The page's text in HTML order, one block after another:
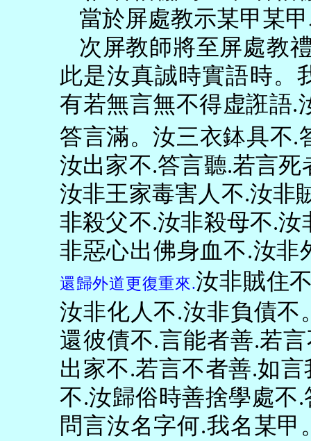
當於屏處教示某甲某
次屏教師將至屏處教
此是汝真誠時實語時。
有若無言無不得虚誑語.
答言滿。汝三衣鉢具不.
汝出家不.答言聽.若言死
汝非王家毒害人不.汝非
非殺父不.汝非殺母不.汝
非惡心出佛身血不.汝非
還歸外道更復重來.汝非賊住
汝非化人不.汝非負債不
還彼債不.言能者善.若
出家不.若言不者善.如言
不.汝歸俗時善捨學處不.
問言汝名字何.我名某甲